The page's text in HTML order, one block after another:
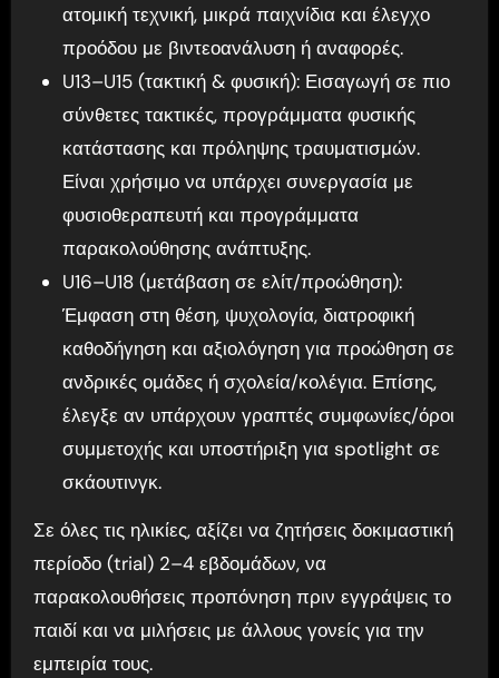
ατομική τεχνική, μικρά παιχνίδια και έλεγχο
προόδου με βιντεοανάλυση ή αναφορές.
U13–U15 (τακτική & φυσική): Εισαγωγή σε πιο
σύνθετες τακτικές, προγράμματα φυσικής
κατάστασης και πρόληψης τραυματισμών.
Είναι χρήσιμο να υπάρχει συνεργασία με
φυσιοθεραπευτή και προγράμματα
παρακολούθησης ανάπτυξης.
U16–U18 (μετάβαση σε ελίτ/προώθηση):
Έμφαση στη θέση, ψυχολογία, διατροφική
καθοδήγηση και αξιολόγηση για προώθηση σε
ανδρικές ομάδες ή σχολεία/κολέγια. Επίσης,
έλεγξε αν υπάρχουν γραπτές συμφωνίες/όροι
συμμετοχής και υποστήριξη για spotlight σε
σκάουτινγκ.
Σε όλες τις ηλικίες, αξίζει να ζητήσεις δοκιμαστική
περίοδο (trial) 2–4 εβδομάδων, να
παρακολουθήσεις προπόνηση πριν εγγράψεις το
παιδί και να μιλήσεις με άλλους γονείς για την
εμπειρία τους.